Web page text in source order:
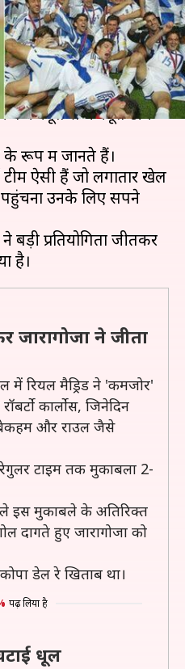
04:10 pm
हैं जो दिखने तो कमजोर
वे मजबूत से मजबूत टीम
के रूप में जानते हैं।
ऐसी हैं जो लगातार खेल
उनके लिए सपने
बड़ी प्रतियोगिता जीतकर
जारागोजा ने जीता
में रियल मैड्रिड ने 'कमजोर'
कार्लोस, जिनेदिन
बेकहम और राउल जैसे
टाइम तक मुकाबला 2-
इस मुकाबले के अतिरिक्त
दागते हुए जारागोजा को
डेल रे खिताब था।
पढ़ लिया है
धूल